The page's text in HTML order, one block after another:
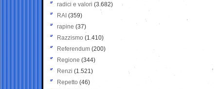
radici e valori (3.682)
RAI (359)
rapine (37)
Razzismo (1.410)
Referendum (200)
Regione (344)
Renzi (1.521)
Repetto (46)